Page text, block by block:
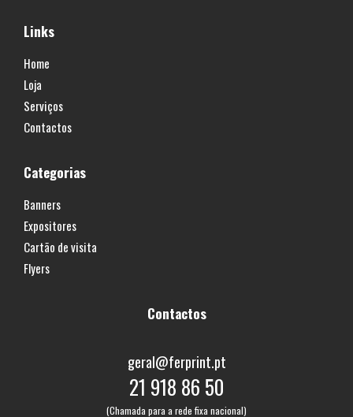
Links
Home
Loja
Serviços
Contactos
Categorias
Banners
Expositores
Cartão de visita
Flyers
Contactos
geral@ferprint.pt
21 918 86 50
(Chamada para a rede fixa nacional)